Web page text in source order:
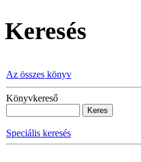
Keresés
Az összes könyv
Könyvkereső
Speciális keresés